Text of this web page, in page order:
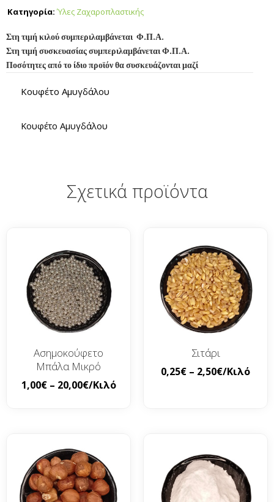
Κατηγορία: Ύλες Ζαχαροπλαστικής
Στη τιμή κιλού συμπεριλαμβάνεται Φ.Π.Α.
Στη τιμή συσκευασίας συμπεριλαμβάνεται Φ.Π.Α.
Ποσότητες από το ίδιο προϊόν θα συσκευάζονται μαζί
Κουφέτο Αμυγδάλου
Κουφέτο Αμυγδάλου
Σχετικά προϊόντα
Ασημοκούφετο
Μπάλα Μικρό
1,00€ – 20,00€/Κιλό
Σιτάρι
0,25€ – 2,50€/Κιλό